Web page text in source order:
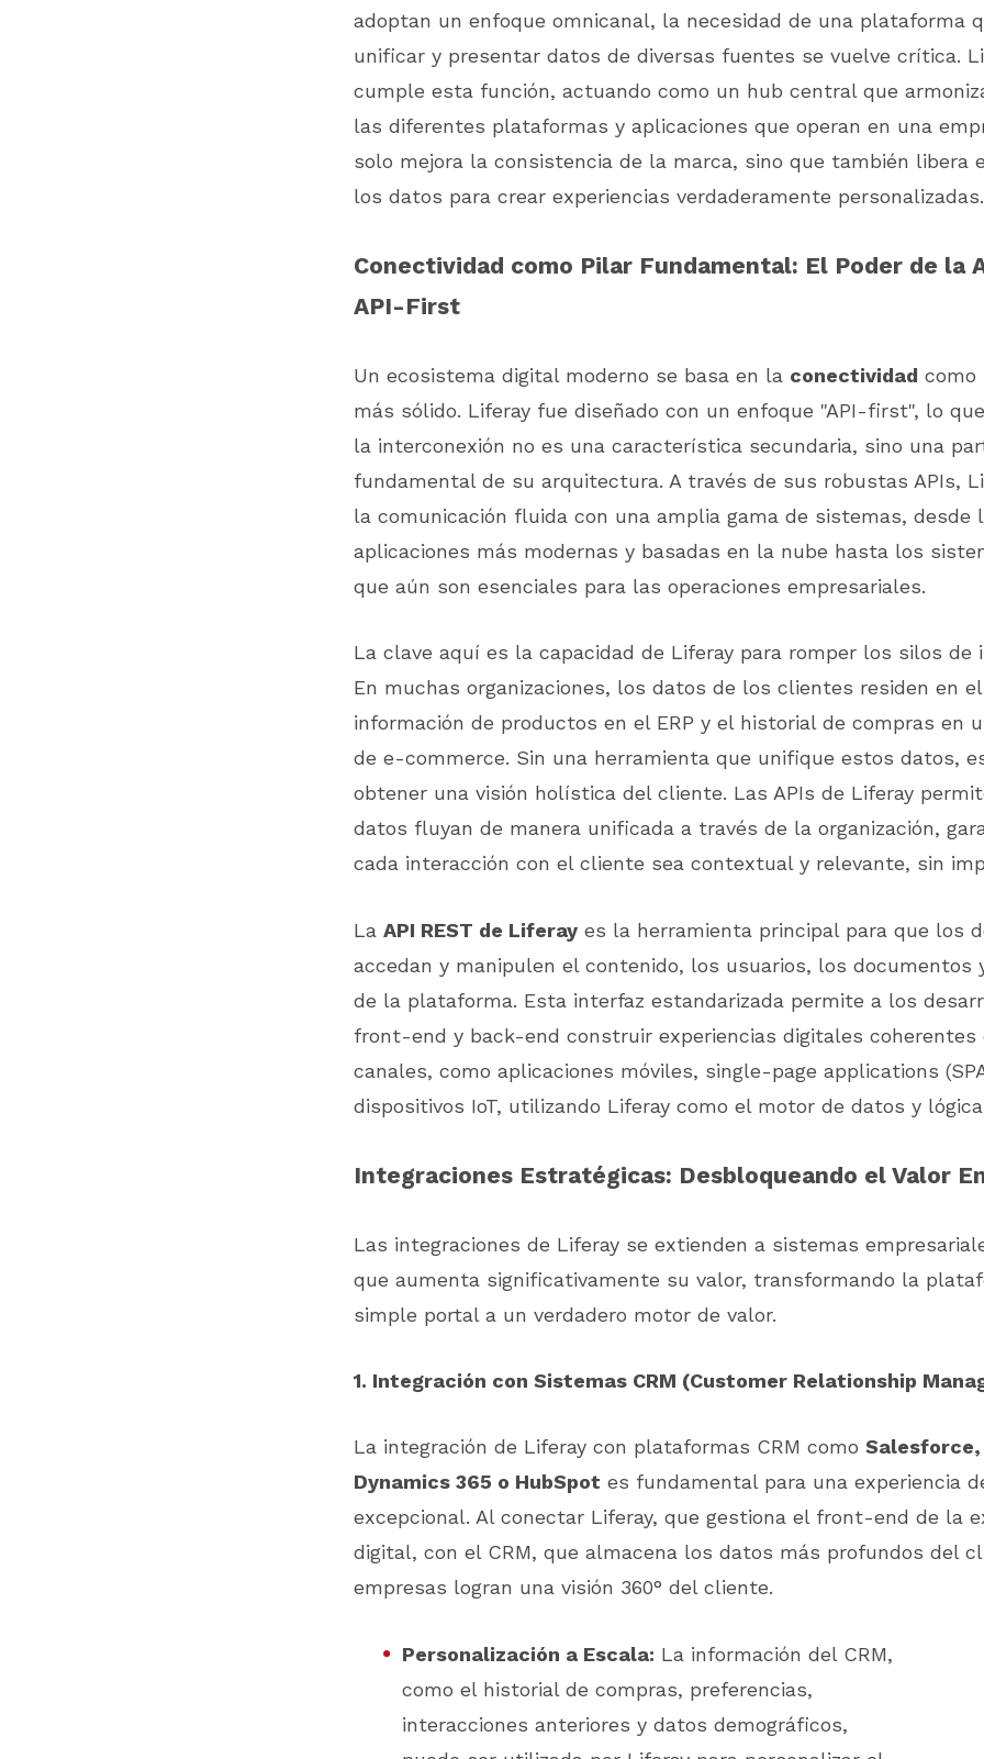
adoptan un enfoque omnicanal, la necesidad de una plataforma
unificar y presentar datos de diversas fuentes se vuelve crítica.
cumple esta función, actuando como un hub central que
las diferentes plataformas y aplicaciones que operan en una
solo mejora la consistencia de la marca, sino que también libera
los datos para crear experiencias verdaderamente personalizadas.
Conectividad como Pilar Fundamental: El Poder de la
API-First
Un ecosistema digital moderno se basa en la conectividad como
más sólido. Liferay fue diseñado con un enfoque "API-first", lo
la interconexión no es una característica secundaria, sino una
fundamental de su arquitectura. A través de sus robustas APIs,
la comunicación fluida con una amplia gama de sistemas, desde
aplicaciones más modernas y basadas en la nube hasta los
que aún son esenciales para las operaciones empresariales.
La clave aquí es la capacidad de Liferay para romper los silos de
En muchas organizaciones, los datos de los clientes residen en
información de productos en el ERP y el historial de compras en
de e-commerce. Sin una herramienta que unifique estos datos,
obtener una visión holística del cliente. Las APIs de Liferay
datos fluyan de manera unificada a través de la organización,
cada interacción con el cliente sea contextual y relevante, sin
La API REST de Liferay es la herramienta principal para que los
accedan y manipulen el contenido, los usuarios, los documentos
de la plataforma. Esta interfaz estandarizada permite a los
front-end y back-end construir experiencias digitales
canales, como aplicaciones móviles, single-page applications
dispositivos IoT, utilizando Liferay como el motor de datos y
Integraciones Estratégicas: Desbloqueando el Valor
Las integraciones de Liferay se extienden a sistemas
que aumenta significativamente su valor, transformando la
simple portal a un verdadero motor de valor.
1. Integración con Sistemas CRM (Customer Relationship
La integración de Liferay con plataformas CRM como
Dynamics 365 o HubSpot es fundamental para una experiencia
excepcional. Al conectar Liferay, que gestiona el front-end de la
digital, con el CRM, que almacena los datos más profundos del
empresas logran una visión 360° del cliente.
Personalización a Escala: La información del CRM,
como el historial de compras, preferencias,
interacciones anteriores y datos demográficos,